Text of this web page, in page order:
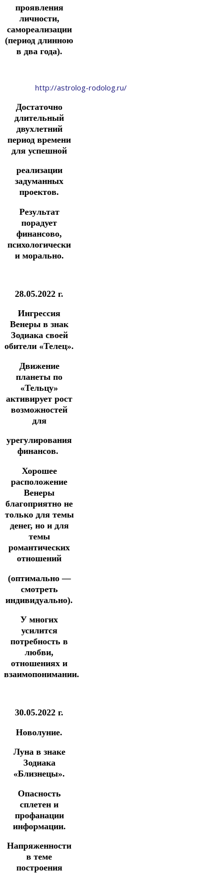
проявления
личности,
самореализации
(период длинною
в два года).
http://astrolog-rodolog.ru/
Достаточно
длительный
двухлетний
период времени
для успешной
реализации
задуманных
проектов.
Результат
порадует
финансово,
психологически
и морально.
28.05.2022 г.
Ингрессия
Венеры в знак
Зодиака своей
обители «Телец».
Движение
планеты по
«Тельцу»
активирует рост
возможностей
для
урегулирования
финансов.
Хорошее
расположение
Венеры
благоприятно не
только для темы
денег, но и для
темы
романтических
отношений
(оптимально —
смотреть
индивидуально).
У многих
усилится
потребность в
любви,
отношениях и
взаимопонимании.
30.05.2022 г.
Новолуние.
Луна в знаке
Зодиака
«Близнецы».
Опасность
сплетен и
профанации
информации.
Напряженности
в теме
построения